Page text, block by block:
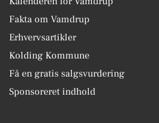
Fakta om Vamdrup
Erhvervsartikler
Kolding Kommune
Få en gratis salgsvurdering
Sponsoreret indhold